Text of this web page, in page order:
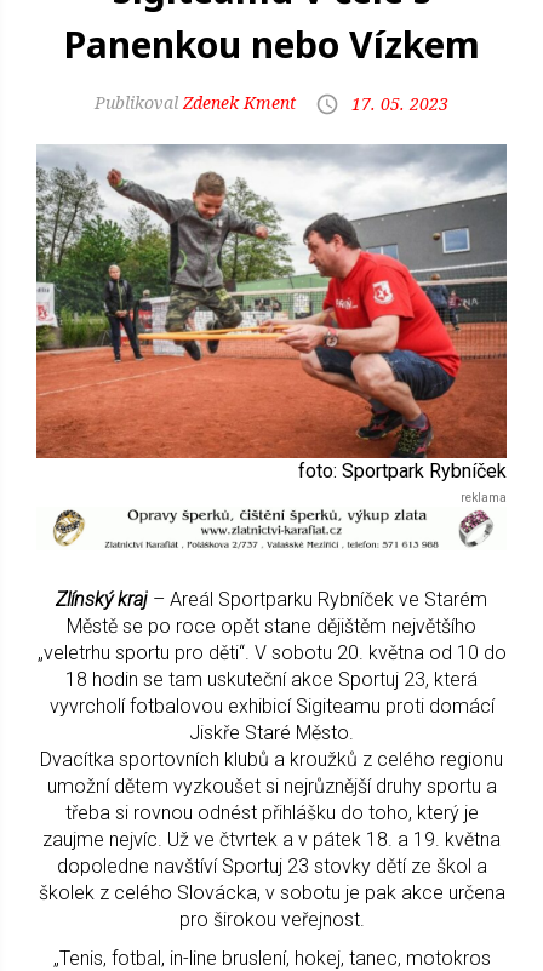
Panenkou nebo Vízkem
Zdenek Kment 17. 05. 2023
foto: Sportpark Rybníček
Zlínský kraj – Areál Sportparku Rybníček ve Starém
Městě se po roce opět stane dějištěm největšího
„veletrhu sportu pro děti“. V sobotu 20. května od 10 do
18 hodin se tam uskuteční akce Sportuj 23, která
vyvrcholí fotbalovou exhibicí Sigiteamu proti domácí
Jiskře Staré Město.
Dvacítka sportovních klubů a kroužků z celého regionu
umožní dětem vyzkoušet si nejrůznější druhy sportu a
třeba si rovnou odnést přihlášku do toho, který je
zaujme nejvíc. Už ve čtvrtek a v pátek 18. a 19. května
dopoledne navštíví Sportuj 23 stovky dětí ze škol a
školek z celého Slovácka, v sobotu je pak akce určena
pro širokou veřejnost.
„Tenis, fotbal, in-line bruslení, hokej, tanec, motokros